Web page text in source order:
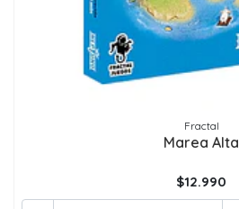
Fractal
Marea Alta
$12.990